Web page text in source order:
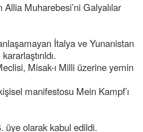
Muharebesi’ni Galyalılar
İtalya ve Yunanistan
Misak-ı Milli üzerine yemin
manifestosu Mein Kampf’ı
üye olarak kabul edildi.